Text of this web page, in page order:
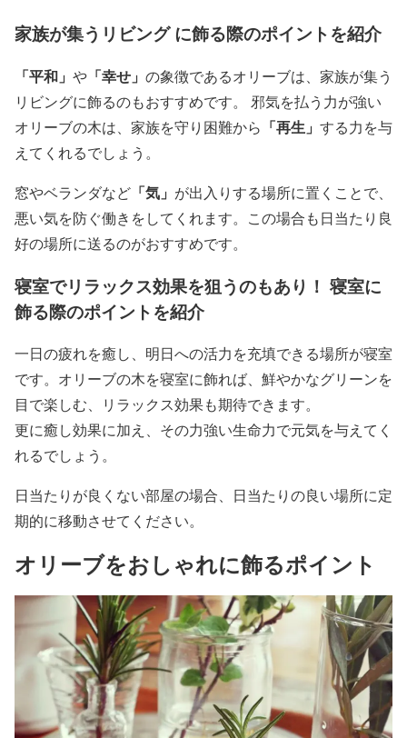
家族が集うリビング に飾る際のポイントを紹介
「平和」 や 「幸せ」 の象徴であるオリーブは、家族が集う
リビングに飾るのもおすすめです。 邪気を払う力が強い
オリーブの木は、家族を守り困難から 「再生」 する力を与
えてくれるでしょう。
窓やベランダなど 「気」 が出入りする場所に置くことで、
悪い気を防ぐ働きをしてくれます。この場合も日当たり良
好の場所に送るのがおすすめです。
寝室でリラックス効果を狙うのもあり！ 寝室に
飾る際のポイントを紹介
一日の疲れを癒し、明日への活力を充填できる場所が寝室
です。オリーブの木を寝室に飾れば、鮮やかなグリーンを
目で楽しむ、リラックス効果も期待できます。
更に癒し効果に加え、その力強い生命力で元気を与えてく
れるでしょう。
日当たりが良くない部屋の場合、日当たりの良い場所に定
期的に移動させてください。
オリーブをおしゃれに飾るポイント